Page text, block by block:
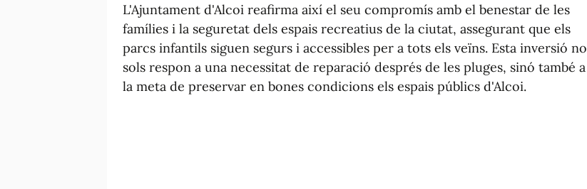
L'Ajuntament d'Alcoi reafirma així el seu compromís amb el benestar de les
famílies i la seguretat dels espais recreatius de la ciutat, assegurant que els
parcs infantils siguen segurs i accessibles per a tots els veïns. Esta inversió no
sols respon a una necessitat de reparació després de les pluges, sinó també a
la meta de preservar en bones condicions els espais públics d'Alcoi.